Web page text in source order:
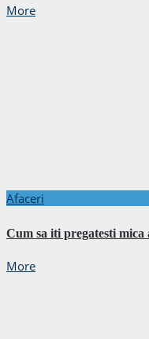
More
Afaceri
Cum sa iti pregatesti
More